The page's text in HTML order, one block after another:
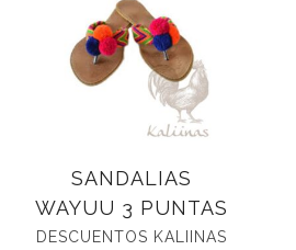
SANDALIAS
WAYUU 3 PUNTAS
DESCUENTOS KALIINAS